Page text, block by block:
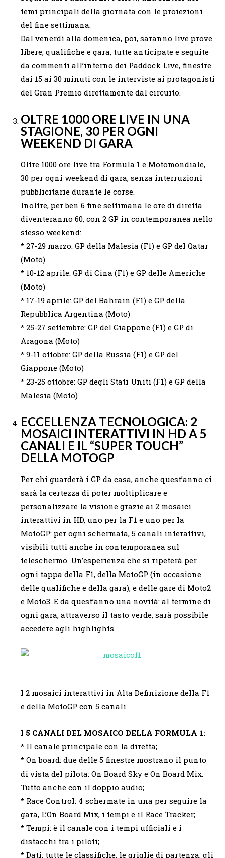
temi principali della giornata con le proiezioni
del fine settimana.
Dal venerdì alla domenica, poi, saranno live prove
libere, qualifiche e gara, tutte anticipate e seguite
da commenti all’interno dei Paddock Live, finestre
dai 15 ai 30 minuti con le interviste ai protagonisti
del Gran Premio direttamente dal circuito.
OLTRE 1000 ORE LIVE IN UNA
STAGIONE, 30 PER OGNI
WEEKEND DI GARA
Oltre 1000 ore live tra Formula 1 e Motomondiale,
30 per ogni weekend di gara, senza interruzioni
pubblicitarie durante le corse.
Inoltre, per ben 6 fine settimana le ore di diretta
diventeranno 60, con 2 GP in contemporanea nello
stesso weekend:
* 27-29 marzo: GP della Malesia (F1) e GP del Qatar
(Moto)
* 10-12 aprile: GP di Cina (F1) e GP delle Americhe
(Moto)
* 17-19 aprile: GP del Bahrain (F1) e GP della
Repubblica Argentina (Moto)
* 25-27 settembre: GP del Giappone (F1) e GP di
Aragona (Moto)
* 9-11 ottobre: GP della Russia (F1) e GP del
Giappone (Moto)
* 23-25 ottobre: GP degli Stati Uniti (F1) e GP della
Malesia (Moto)
ECCELLENZA TECNOLOGICA: 2
MOSAICI INTERATTIVI IN HD A 5
CANALI E IL “SUPER TOUCH”
DELLA MOTOGP
Per chi guarderà i GP da casa, anche quest’anno ci
sarà la certezza di poter moltiplicare e
personalizzare la visione grazie ai 2 mosaici
interattivi in HD, uno per la F1 e uno per la
MotoGP: per ogni schermata, 5 canali interattivi,
visibili tutti anche in contemporanea sul
teleschermo. Un’esperienza che si ripeterà per
ogni tappa della F1, della MotoGP (in occasione
delle qualifiche e della gara), e delle gare di Moto2
e Moto3. E da quest’anno una novità: al termine di
ogni gara, attraverso il tasto verde, sarà possibile
accedere agli highlights.
I 2 mosaici interattivi in Alta Definizione della F1
e della MotoGP con 5 canali
I 5 CANALI DEL MOSAICO DELLA FORMULA 1:
* Il canale principale con la diretta;
* On board: due delle 5 finestre mostrano il punto
di vista del pilota: On Board Sky e On Board Mix.
Tutto anche con il doppio audio;
* Race Control: 4 schermate in una per seguire la
gara, L’On Board Mix, i tempi e il Race Tracker;
* Tempi: è il canale con i tempi ufficiali e i
distacchi tra i piloti;
* Dati: tutte le classifiche, le griglie di partenza, gli